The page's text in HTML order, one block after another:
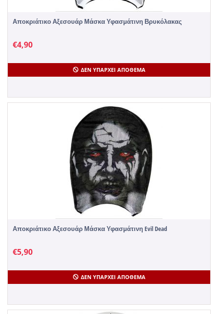
Αποκριάτικο Αξεσουάρ Μάσκα Υφασμάτινη Βρυκόλακας
€4,90
ΔΕΝ ΥΠΆΡΧΕΙ ΑΠΌΘΕΜΑ
Αποκριάτικο Αξεσουάρ Μάσκα Υφασμάτινη Evil Dead
€5,90
ΔΕΝ ΥΠΆΡΧΕΙ ΑΠΌΘΕΜΑ